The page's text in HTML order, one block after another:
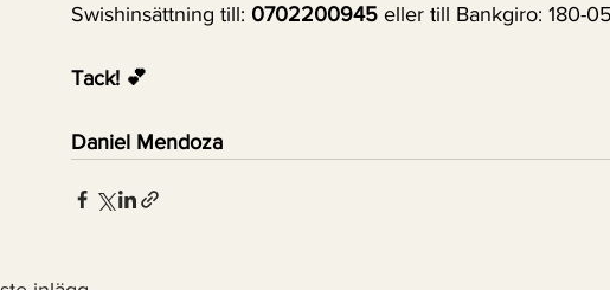
Swishinsättning till: 0702200945 eller till Bankgiro: 180-
Tack! 💕
Daniel Mendoza